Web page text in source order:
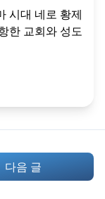
시대 네로 황제
한 교회와 성도
다음 글